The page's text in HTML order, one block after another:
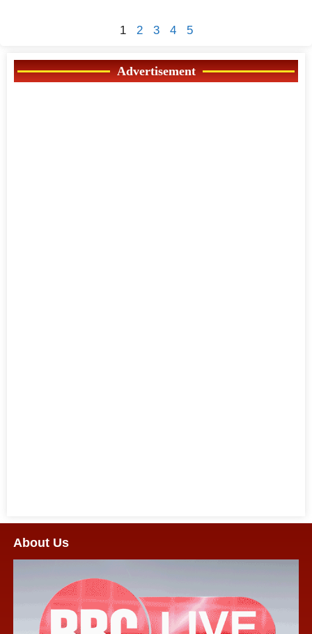
1 2 3 4 5
Advertisement
About Us